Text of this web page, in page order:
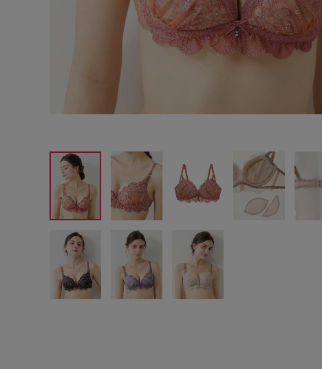
サイズからブラを探す
B65 B70 B75 B80
D65 D70 D75 D80
E65 E70
F65
G65 G70